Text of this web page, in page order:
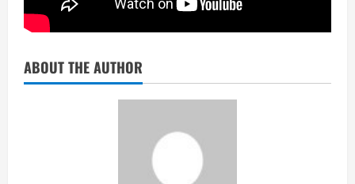
ABOUT THE AUTHOR